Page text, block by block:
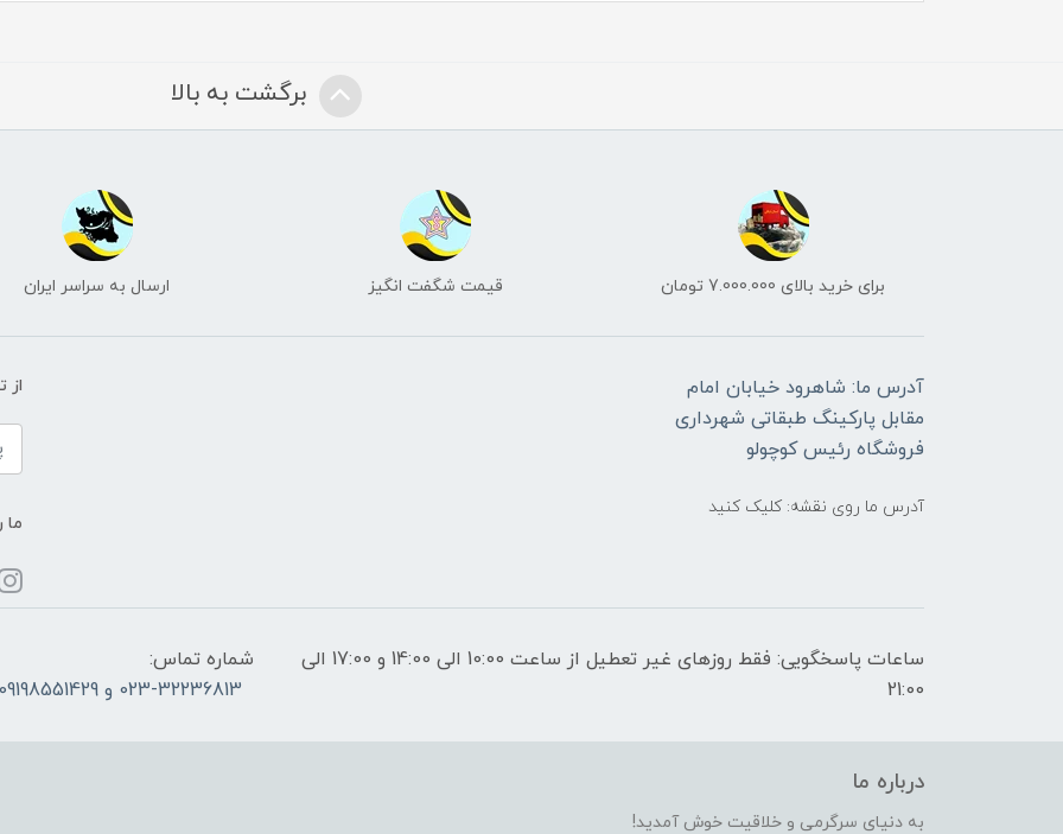
برگشت به بالا
برای خرید بالای 7.000.000 تومان قیمت شگفت انگیز ارسال به سراسر ایران
آدرس ما: شاهرود خیابان امام
مقابل پارکینگ طبقاتی شهرداری
فروشگاه رئیس کوچولو
آدرس ما روی نقشه: کلیک کنید
از
ما
ساعات پاسخگویی: فقط روزهای غیر تعطیل از ساعت 10:00 الی 14:00 و 17:00 الی
21:00
شماره تماس:
023-32236813 و 09198551429
درباره ما
به دنیای سرگرمی و خلاقیت خوش آمدید!